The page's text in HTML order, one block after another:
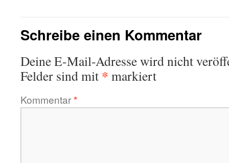
Schreibe einen Kommentar
Deine E-Mail-Adresse wird nicht
Felder sind mit * markiert
Kommentar*